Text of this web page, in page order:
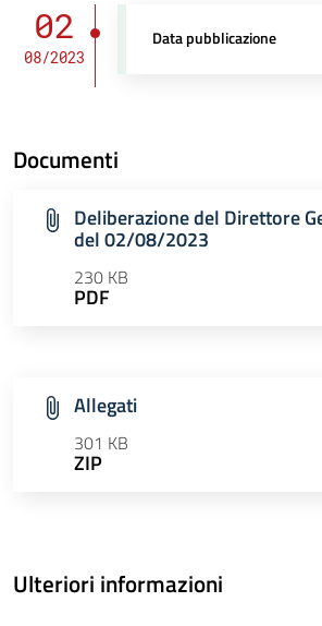
02
08/2023
Data pubblicazione
Documenti
Deliberazione del Direttore
del 02/08/2023
230 KB
PDF
Allegati
301 KB
ZIP
Ulteriori informazioni